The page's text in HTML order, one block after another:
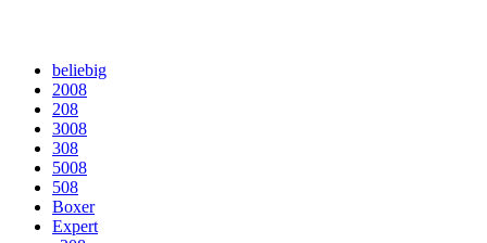
beliebig
2008
208
3008
308
5008
508
Boxer
Expert